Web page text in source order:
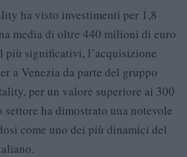
ha visto investimenti per 1,8
media di oltre 440 milioni di euro
più significativi, l’acquisizione
a Venezia da parte del gruppo
per un valore superiore ai 300
ha dimostrato una notevole
come uno dei più dinamici del